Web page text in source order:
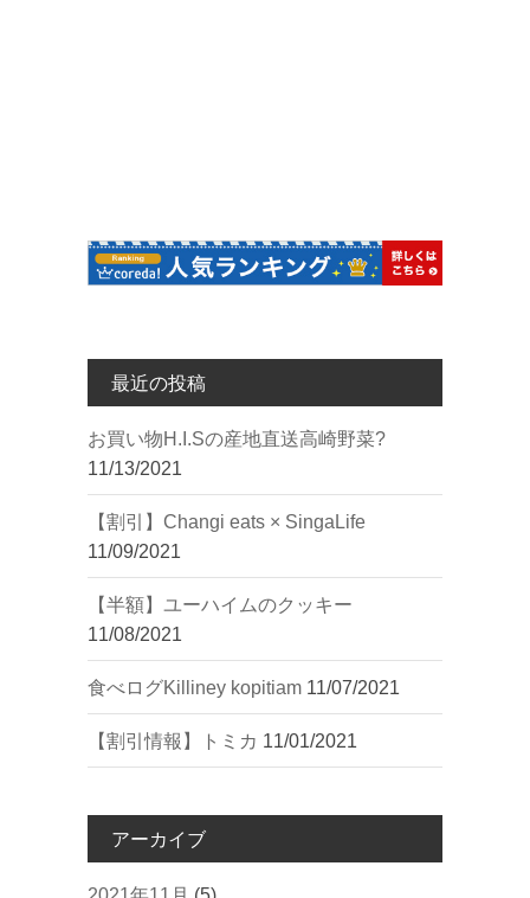
最近の投稿
︎お買い物︎H.I.Sの産地直送高崎野菜?
11/13/2021
【割引】Changi eats × SingaLife
11/09/2021
【半額】ユーハイムのクッキー
11/08/2021
︎食べログ︎Killiney kopitiam 11/07/2021
【割引情報】トミカ 11/01/2021
アーカイブ